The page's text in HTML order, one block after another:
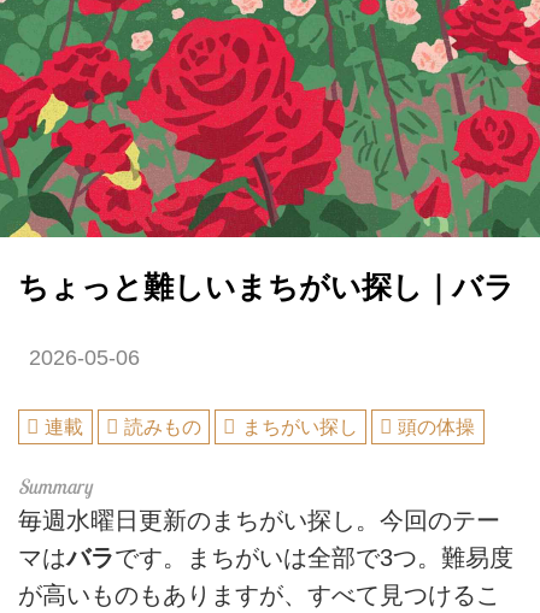
ちょっと難しいまちがい探し｜バラ
2026-05-06
連載 読みもの まちがい探し 頭の体操
毎週水曜日更新のまちがい探し。今回のテー
マはバラです。まちがいは全部で3つ。難易度
が高いものもありますが、すべて見つけるこ